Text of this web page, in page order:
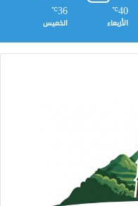
40
℃
الأربعاء
36
℃
الخميس